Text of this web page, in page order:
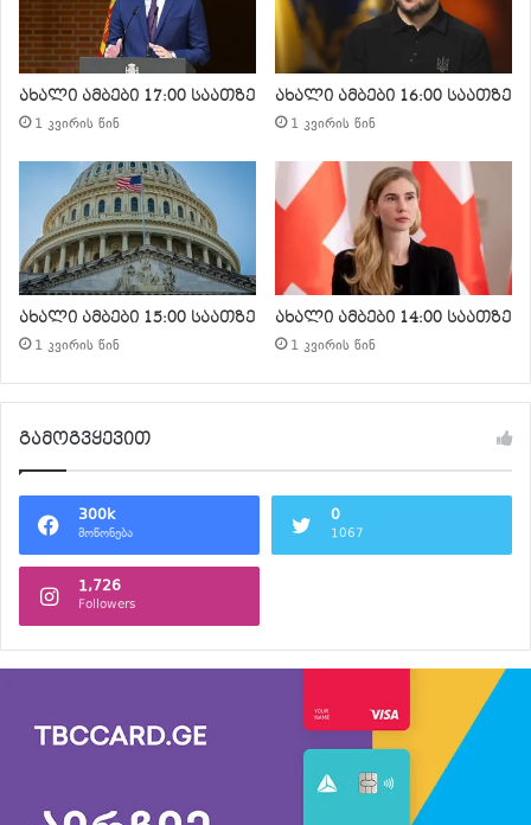
ახალი ამბები 17:00 საათზე
1 კვირის წინ
ახალი ამბები 16:00 საათზე
1 კვირის წინ
ახალი ამბები 15:00 საათზე
1 კვირის წინ
ახალი ამბები 14:00 საათზე
1 კვირის წინ
გამოგვყევით
300k
მოწონება
0
1067
1,726
Followers